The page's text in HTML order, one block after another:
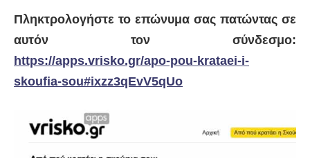
Πληκτρολογήστε το επώνυμα σας πατώντας σε
αυτόν τον σύνδεσμο:
https://apps.vrisko.gr/apo-pou-krataei-i-
skoufia-sou#ixzz3qEvV5qUo